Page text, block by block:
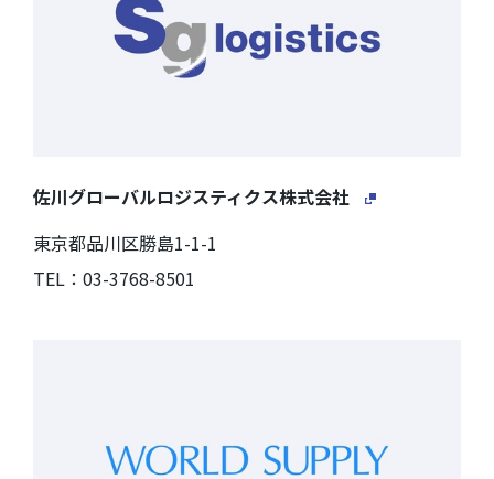
佐川グローバルロジスティクス株式会社
東京都品川区勝島1-1-1
TEL：03-3768-8501